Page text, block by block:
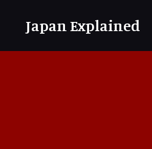
Japan Explained